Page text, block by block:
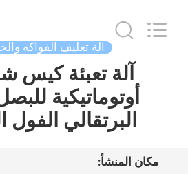
المنتجات
معلومات
EQUIPMENT
آلة تغليف الفواكه
آلة تعبئة كيس
أوتوماتيكية
البرتقالي
مكان المنشأ: